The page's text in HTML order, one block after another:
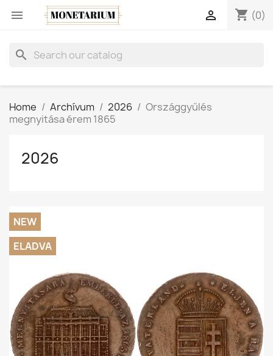
 shopping_cart (0)

search
Home Archívum 2026
Országgyűlés
megnyitása érem 1865
2026
NEW
ELADVA